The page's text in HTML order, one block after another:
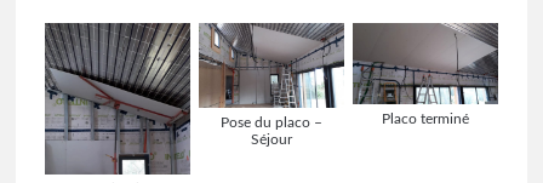
Pose du placo –
Séjour
Placo terminé